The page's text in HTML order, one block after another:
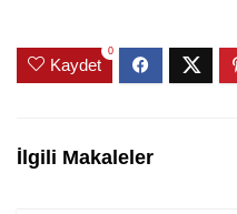
Kaydet
0
İlgili Makaleler